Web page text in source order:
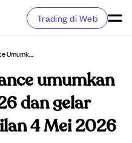
Trading di Web
Paramount Skydance Umumkan Hasil Kuartal 1 2026 Dan Gelar Konferensi Panggilan 4 Mei 2026
umumkan
dan gelar
4 Mei 2026